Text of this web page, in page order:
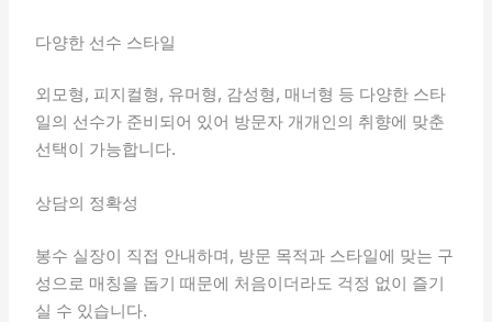
다양한 선수 스타일
외모형, 피지컬형, 유머형, 감성형, 매너형 등 다양한 스타
일의 선수가 준비되어 있어 방문자 개개인의 취향에 맞춘
선택이 가능합니다.
상담의 정확성
봉수 실장이 직접 안내하며, 방문 목적과 스타일에 맞는 구
성으로 매칭을 돕기 때문에 처음이더라도 걱정 없이 즐기
실 수 있습니다.